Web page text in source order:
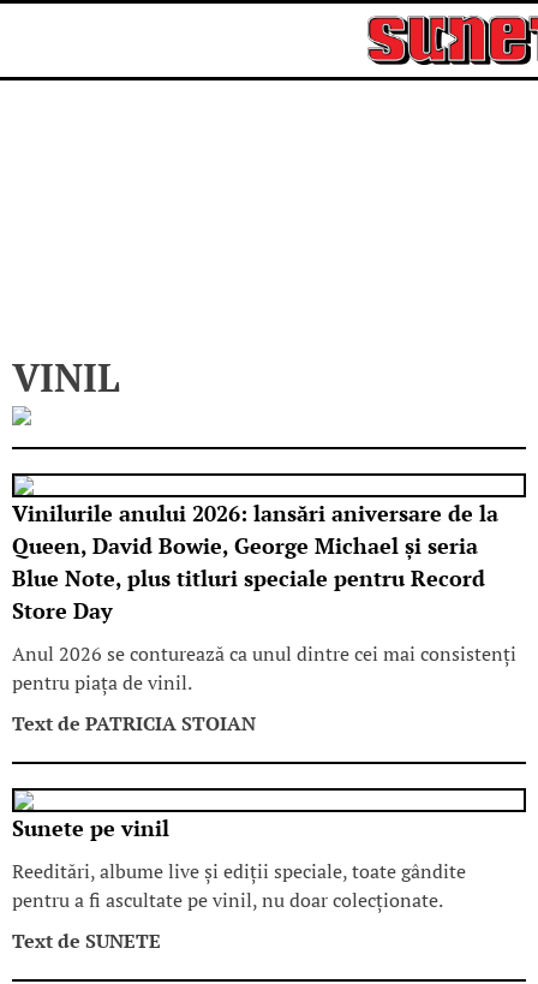
VINIL
Vinilurile anului 2026: lansări aniversare de la
Queen, David Bowie, George Michael și seria
Blue Note, plus titluri speciale pentru Record
Store Day
Anul 2026 se conturează ca unul dintre cei mai consistenți
pentru piața de vinil.
Text de PATRICIA STOIAN
Sunete pe vinil
Reeditări, albume live și ediții speciale, toate gândite
pentru a fi ascultate pe vinil, nu doar colecționate.
Text de SUNETE